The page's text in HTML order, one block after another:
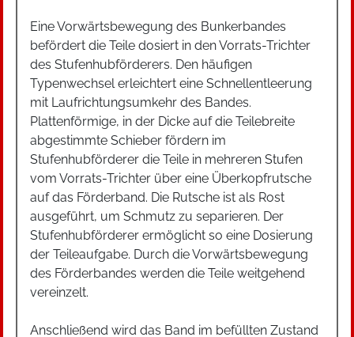
Eine Vorwärtsbewegung des Bunkerbandes
befördert die Teile dosiert in den Vorrats-Trichter
des Stufenhubförderers. Den häufigen
Typenwechsel erleichtert eine Schnellentleerung
mit Laufrichtungsumkehr des Bandes.
Plattenförmige, in der Dicke auf die Teilebreite
abgestimmte Schieber fördern im
Stufenhubförderer die Teile in mehreren Stufen
vom Vorrats-Trichter über eine Überkopfrutsche
auf das Förderband. Die Rutsche ist als Rost
ausgeführt, um Schmutz zu separieren. Der
Stufenhubförderer ermöglicht so eine Dosierung
der Teileaufgabe. Durch die Vorwärtsbewegung
des Förderbandes werden die Teile weitgehend
vereinzelt.
Anschließend wird das Band im befüllten Zustand